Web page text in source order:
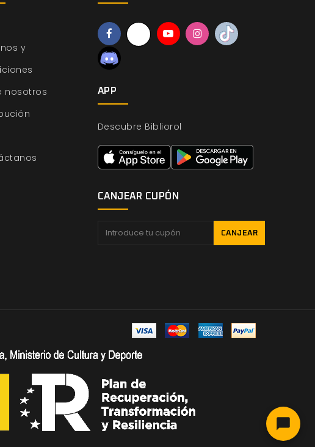
y
nosotros
APP
Descubre Bibliorol
CANJEAR CUPÓN
CANJEAR